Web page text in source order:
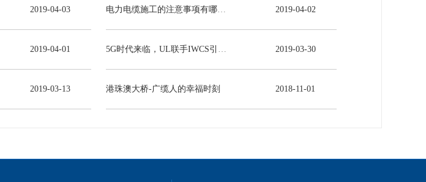
2019-04-03 电力电缆施工的注意事项有哪些？ 2019-04-02
2019-04-01 5G时代来临，UL联手IWCS引领线缆行业发展新未来 2019-03-30
2019-03-13 港珠澳大桥-广缆人的幸福时刻 2018-11-01